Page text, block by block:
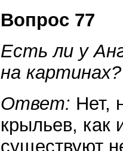
Вопрос 77
Есть ли у
на картинах?
Ответ: Нет,
крыльев, как
существуют